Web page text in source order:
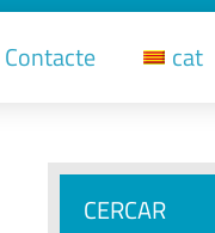
Contacte cat
CERCAR